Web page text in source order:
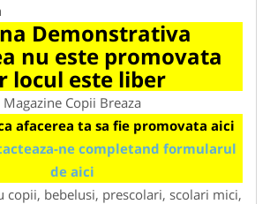
Demonstrativa
nu este promovata
locul este liber
Magazine Copii Breaza
afacerea ta sa fie promovata aici
ne completand formularul
de aici
copii, bebelusi, prescolari, scolari mici,